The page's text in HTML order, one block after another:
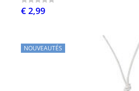
€ 2,99
NOUVEAUTÉS